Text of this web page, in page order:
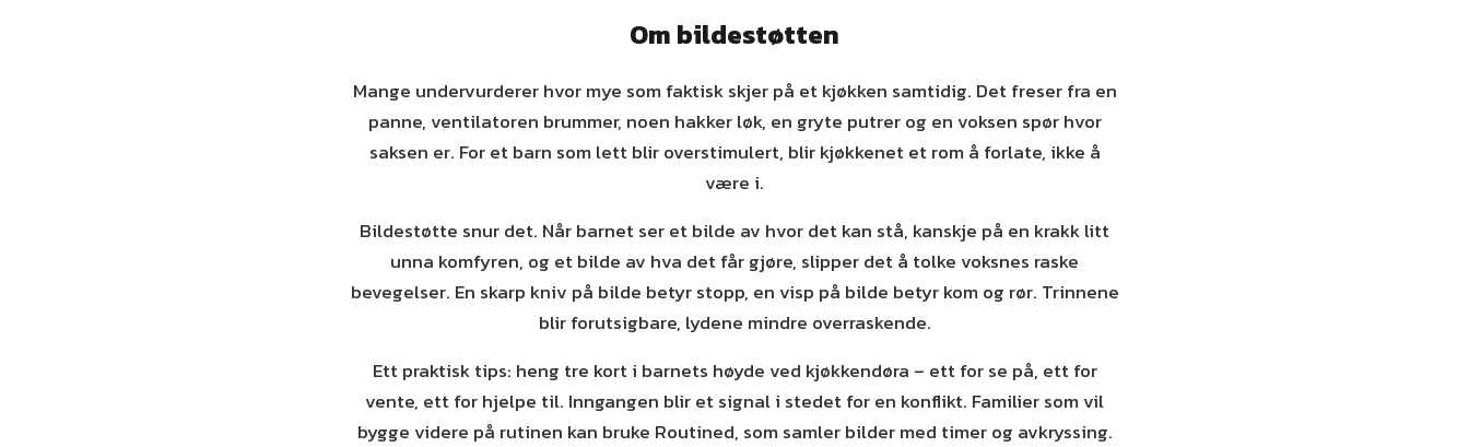
Om bildestøtten
Mange undervurderer hvor mye som faktisk skjer på et kjøkken samtidig. Det freser fra en
panne, ventilatoren brummer, noen hakker løk, en gryte putrer og en voksen spør hvor
saksen er. For et barn som lett blir overstimulert, blir kjøkkenet et rom å forlate, ikke å
være i.
Bildestøtte snur det. Når barnet ser et bilde av hvor det kan stå, kanskje på en krakk litt
unna komfyren, og et bilde av hva det får gjøre, slipper det å tolke voksnes raske
bevegelser. En skarp kniv på bilde betyr stopp, en visp på bilde betyr kom og rør. Trinnene
blir forutsigbare, lydene mindre overraskende.
Ett praktisk tips: heng tre kort i barnets høyde ved kjøkkendøra – ett for se på, ett for
vente, ett for hjelpe til. Inngangen blir et signal i stedet for en konflikt. Familier som vil
bygge videre på rutinen kan bruke Routined, som samler bilder med timer og avkryssing.